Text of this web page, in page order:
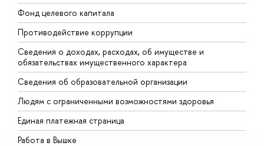
Фонд целевого капитала
Противодействие коррупции
Сведения о доходах, расходах, об имуществе и
обязательствах имущественного характера
Сведения об образовательной организации
Людям с ограниченными возможностями здоровья
Единая платежная страница
Работа в Вышке